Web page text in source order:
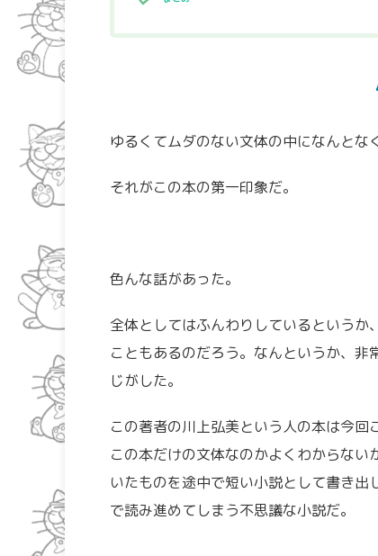
ゆるくてムダのない文体の中になんとな
それがこの本の第一印象だ。
色んな話があった。
全体としてはふんわりしているという
こともあるのだろう。なんというか、
じがした。
この著者の川上弘美という人の本は今
この本だけの文体なのかよくわからな
いたものを途中で短い小説として書き
で読み進めてしまう不思議な小説だ。